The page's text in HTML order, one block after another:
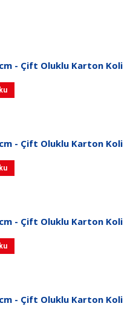
- Çift Oluklu Karton Koli
- Çift Oluklu Karton Koli
- Çift Oluklu Karton Koli
- Çift Oluklu Karton Koli